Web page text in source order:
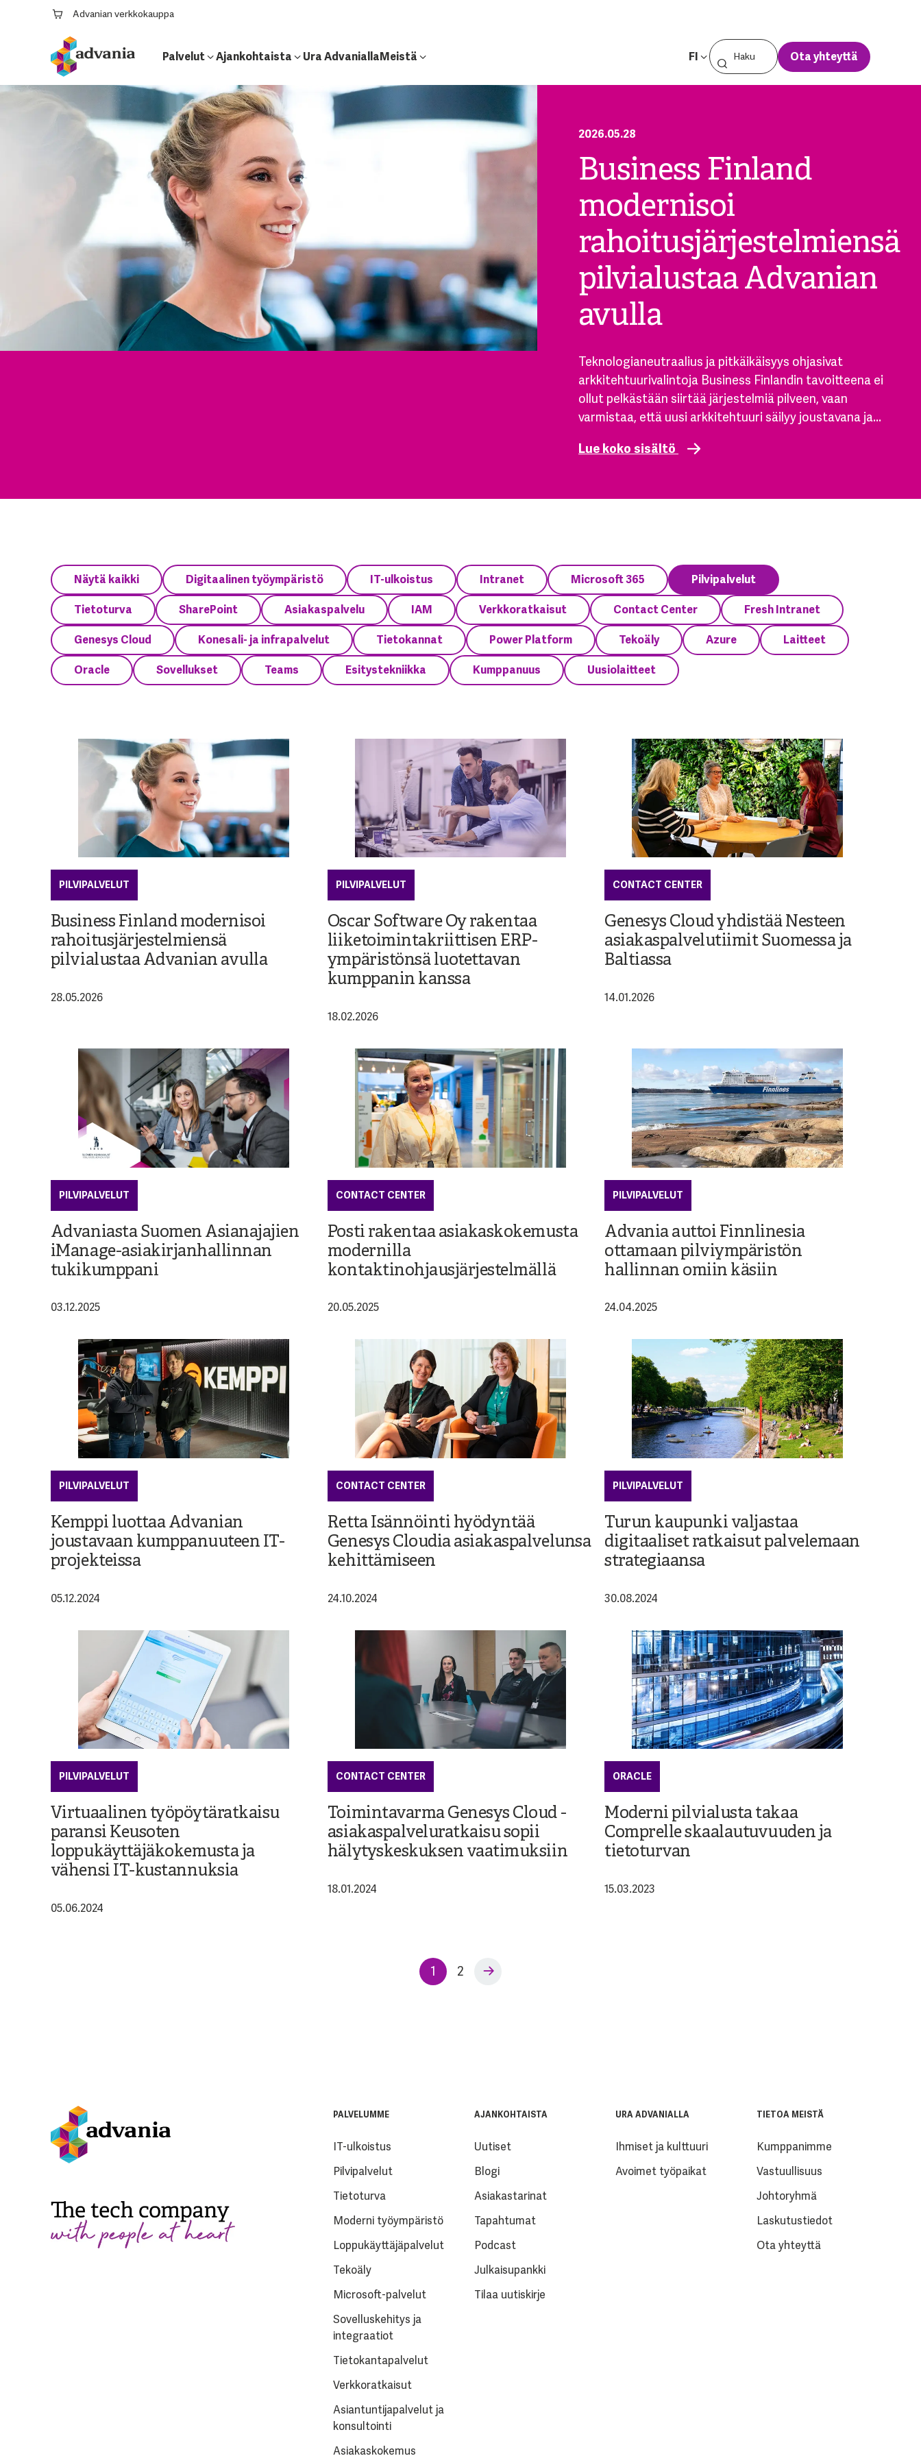
Advanian verkkokauppa
Palvelut Ajankohtaista Ura AdvaniallaMeistä FI Ota yhteyttä
2026.05.28
Business Finland
modernisoi
rahoitusjärjestelmiensä
pilvialustaa Advanian
avulla
Teknologianeutraalius ja pitkäikäisyys ohjasivat
arkkitehtuurivalintoja Business Finlandin tavoitteena ei
ollut pelkästään siirtää järjestelmiä pilveen, vaan
varmistaa, että uusi arkkitehtuuri säilyy joustavana ja...
Lue koko sisältö
Näytä kaikki Digitaalinen työympäristö IT-ulkoistus Intranet Microsoft 365 Pilvipalvelut
Tietoturva SharePoint Asiakaspalvelu IAM Verkkoratkaisut Contact Center Fresh Intranet
Genesys Cloud Konesali- ja infrapalvelut Tietokannat Power Platform Tekoäly Azure Laitteet
Oracle Sovellukset Teams Esitystekniikka Kumppanuus Uusiolaitteet
PILVIPALVELUT
Business Finland modernisoi
rahoitusjärjestelmiensä
pilvialustaa Advanian avulla
28.05.2026
PILVIPALVELUT
Oscar Software Oy rakentaa
liiketoimintakriittisen ERP-
ympäristönsä luotettavan
kumppanin kanssa
18.02.2026
CONTACT CENTER
Genesys Cloud yhdistää Nesteen
asiakaspalvelutiimit Suomessa ja
Baltiassa
14.01.2026
PILVIPALVELUT
Advaniasta Suomen Asianajajien
iManage-asiakirjanhallinnan
tukikumppani
03.12.2025
CONTACT CENTER
Posti rakentaa asiakaskokemusta
modernilla
kontaktinohjausjärjestelmällä
20.05.2025
PILVIPALVELUT
Advania auttoi Finnlinesia
ottamaan pilviympäristön
hallinnan omiin käsiin
24.04.2025
PILVIPALVELUT
Kemppi luottaa Advanian
joustavaan kumppanuuteen IT-
projekteissa
05.12.2024
CONTACT CENTER
Retta Isännöinti hyödyntää
Genesys Cloudia asiakaspalvelunsa
kehittämiseen
24.10.2024
PILVIPALVELUT
Turun kaupunki valjastaa
digitaaliset ratkaisut palvelemaan
strategiaansa
30.08.2024
PILVIPALVELUT
Virtuaalinen työpöytäratkaisu
paransi Keusoten
loppukäyttäjäkokemusta ja
vähensi IT-kustannuksia
05.06.2024
CONTACT CENTER
Toimintavarma Genesys Cloud -
asiakaspalveluratkaisu sopii
hälytyskeskuksen vaatimuksiin
18.01.2024
ORACLE
Moderni pilvialusta takaa
Comprelle skaalautuvuuden ja
tietoturvan
15.03.2023
1 2
PALVELUMME
IT-ulkoistus
Pilvipalvelut
Tietoturva
Moderni työympäristö
Loppukäyttäjäpalvelut
Tekoäly
Microsoft-palvelut
Sovelluskehitys ja
integraatiot
Tietokantapalvelut
Verkkoratkaisut
Asiantuntijapalvelut ja
konsultointi
Asiakaskokemus
AJANKOHTAISTA
Uutiset
Blogi
Asiakastarinat
Tapahtumat
Podcast
Julkaisupankki
Tilaa uutiskirje
URA ADVANIALLA
Ihmiset ja kulttuuri
Avoimet työpaikat
TIETOA MEISTÄ
Kumppanimme
Vastuullisuus
Johtoryhmä
Laskutustiedot
Ota yhteyttä